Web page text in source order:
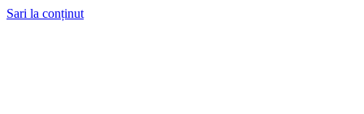
Sari la conținut